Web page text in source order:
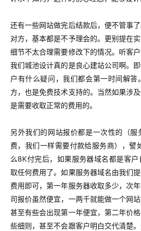
还有一些网站做完后结款后，便不管事
对方，基本都是不予理会的。更别提在
细节不太合理需要修改下的情况。听客
我们城池设计真的是良心建站公司啊。
户有什么疑问，我们都会第一时间解答
方，也是免费技术支持的。当然如果涉
是需要收取正常的费用的。
另外我们的网站报价都是一次性的（
费，我们一样需要付款给服务商），譬
么8K付完后，如果服务器域名都是客
取任何费用了。如果服务器域名由我们
费用即可，第一年服务器收取多少，次
司报价虽然便宜，一两千就能做一个网
甚至有些会出现第一年便宜，第二年价
些细则，甚至不会跟客户明白交代清楚